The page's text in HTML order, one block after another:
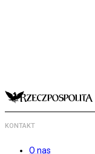
KONTAKT
O nas